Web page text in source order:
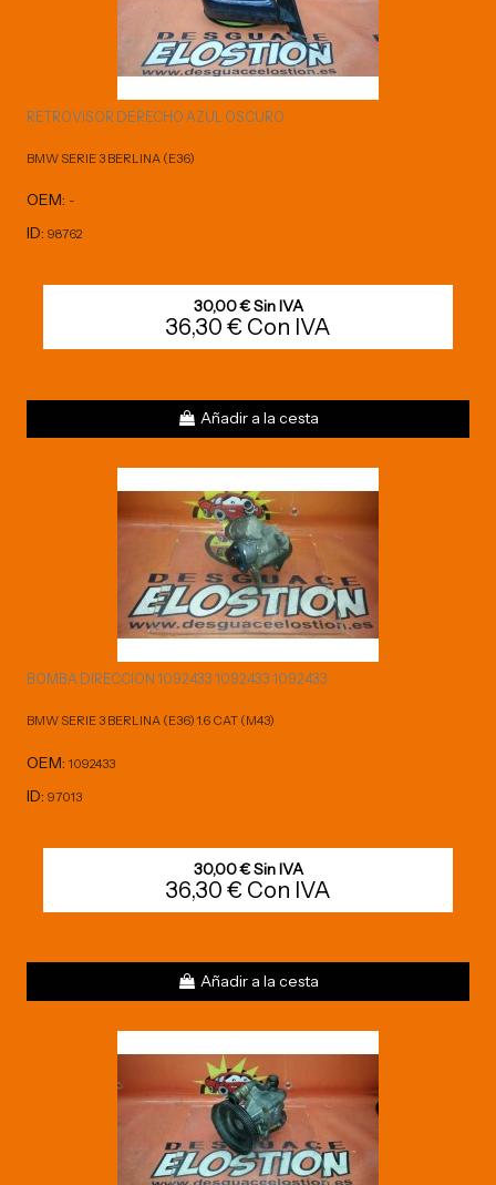
RETROVISOR DERECHO AZUL OSCURO
BMW SERIE 3 BERLINA (E36)
OEM: -
ID: 98762
30,00 € Sin IVA
36,30 € Con IVA
Añadir a la cesta
BOMBA DIRECCION 1092433 1092433 1092433
BMW SERIE 3 BERLINA (E36) 1.6 CAT (M43)
OEM: 1092433
ID: 97013
30,00 € Sin IVA
36,30 € Con IVA
Añadir a la cesta